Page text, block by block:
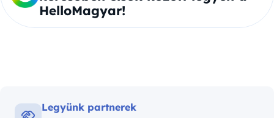
HelloMagyar!
Legyünk partnerek